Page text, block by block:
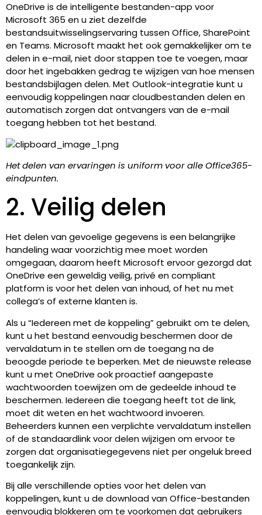
OneDrive is de intelligente bestanden-app voor
Microsoft 365 en u ziet dezelfde
bestandsuitwisselingservaring tussen Office, SharePoint
en Teams. Microsoft maakt het ook gemakkelijker om te
delen in e-mail, niet door stappen toe te voegen, maar
door het ingebakken gedrag te wijzigen van hoe mensen
bestandsbijlagen delen. Met Outlook-integratie kunt u
eenvoudig koppelingen naar cloudbestanden delen en
automatisch zorgen dat ontvangers van de e-mail
toegang hebben tot het bestand.
Het delen van ervaringen is uniform voor alle Office365-
eindpunten.
2. Veilig delen
Het delen van gevoelige gegevens is een belangrijke
handeling waar voorzichtig mee moet worden
omgegaan, daarom heeft Microsoft ervoor gezorgd dat
OneDrive een geweldig veilig, privé en compliant
platform is voor het delen van inhoud, of het nu met
collega’s of externe klanten is.
Als u “Iedereen met de koppeling” gebruikt om te delen,
kunt u het bestand eenvoudig beschermen door de
vervaldatum in te stellen om de toegang na de
beoogde periode te beperken. Met de nieuwste release
kunt u met OneDrive ook proactief aangepaste
wachtwoorden toewijzen om de gedeelde inhoud te
beschermen. Iedereen die toegang heeft tot de link,
moet dit weten en het wachtwoord invoeren.
Beheerders kunnen een verplichte vervaldatum instellen
of de standaardlink voor delen wijzigen om ervoor te
zorgen dat organisatiegegevens niet per ongeluk breed
toegankelijk zijn.
Bij alle verschillende opties voor het delen van
koppelingen, kunt u de download van Office-bestanden
eenvoudig blokkeren om te voorkomen dat gebruikers